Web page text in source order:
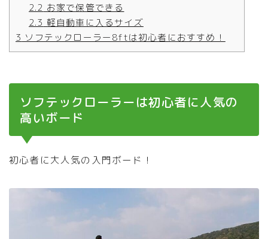
2.2 お家で保管できる
2.3 軽自動車に入るサイズ
3 ソフテックローラー8ftは初心者におすすめ！
ソフテックローラーは初心者に人気の
高いボード
初心者に大人気の入門ボード！